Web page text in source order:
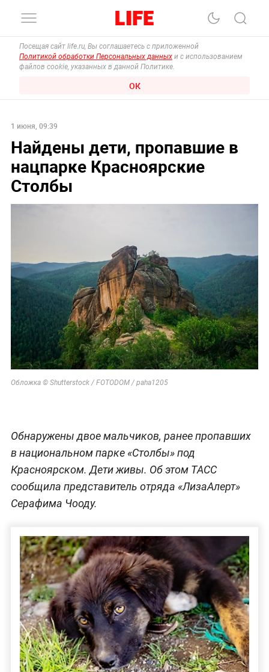
Посещая сайт life.ru, Вы соглашаетесь с приложенной
Политикой обработки Персональных данных и с использованием
файлов cookie, указанных в данной Политике.
ОК
1 июня, 09:39
Найдены дети, пропавшие в
нацпарке Красноярские
Столбы
Обложка © Shutterstock / FOTODOM / paha1205
Обнаружены двое мальчиков, ранее пропавших
в национальном парке «Столбы» под
Красноярском. Дети живы. Об этом ТАСС
сообщила представитель отряда «ЛизаАлерт»
Серафима Чооду.